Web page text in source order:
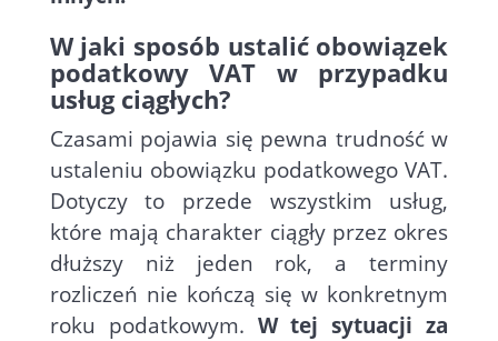
W jaki sposób ustalić obowiązek
podatkowy VAT w przypadku
usług ciągłych?
Czasami pojawia się pewna trudność w
ustaleniu obowiązku podatkowego VAT.
Dotyczy to przede wszystkim usług,
które mają charakter ciągły przez okres
dłuższy niż jeden rok, a terminy
rozliczeń nie kończą się w konkretnym
roku podatkowym. W tej sytuacji za